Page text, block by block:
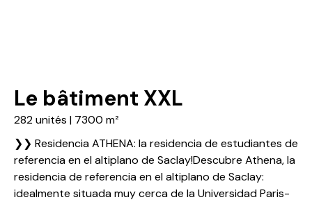
Le bâtiment XXL
282 unités | 7300 m²
❯❯ Residencia ATHENA: la residencia de estudiantes de
referencia en el altiplano de Saclay!Descubre Athena, la
residencia de referencia en el altiplano de Saclay:
idealmente situada muy cerca de la Universidad Paris-